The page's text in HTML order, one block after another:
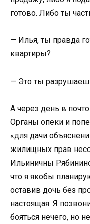
готово. Либо ты
— Илья, ты правда
квартиры?
— Это ты
А через день в
Органы опеки и
«для дачи
жилищных прав
Ильиничны
что я якобы
оставив дочь без
настоящая. Я
бояться нечего, но